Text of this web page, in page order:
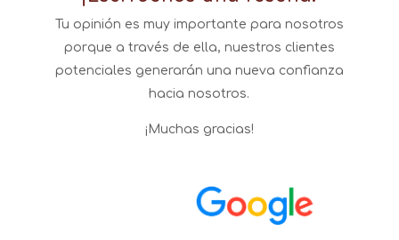
Tu opinión es muy importante para nosotros
porque a través de ella, nuestros clientes
potenciales generarán una nueva confianza
hacia nosotros.
¡Muchas gracias!